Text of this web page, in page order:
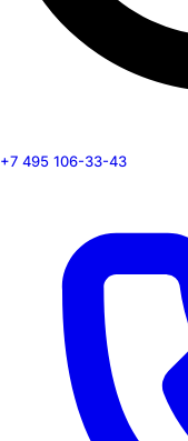
+7 495 106-33-43